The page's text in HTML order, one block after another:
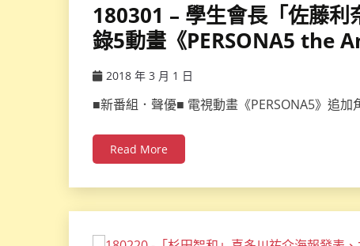
180301 – 學生會長「佐藤
錄5動畫《PERSONA5 the
2018 年 3 月 1 日
■新番組．聲優■ 電視動畫《PERSONA5》追
Read More